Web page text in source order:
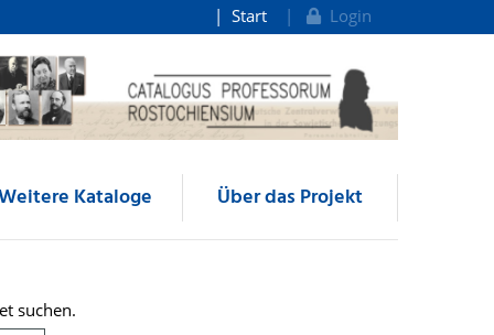
Start Login
Kataloge Über das Projekt
suchen.